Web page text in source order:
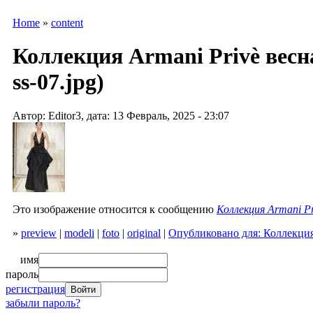
Home » content
Коллекция Armani Privè
ss-07.jpg)
Автор: Editor3, дата: 13 Февраль, 2025 - 23:07
Это изображение относится к сообщению Коллекция Armani
» preview | modeli | foto | original | Опубликовано для:
имя
пароль
регистрация
забыли пароль?